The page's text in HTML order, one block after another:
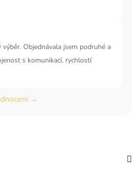
výběr. Objednávala jsem podruhé a
s komunikací, rychlostí
→